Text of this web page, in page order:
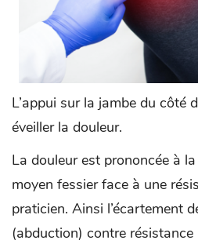
L’appui sur la jambe du côté
éveiller la douleur.
La douleur est prononcée à
moyen fessier face à une
praticien. Ainsi l’écartement
(abduction) contre résistance